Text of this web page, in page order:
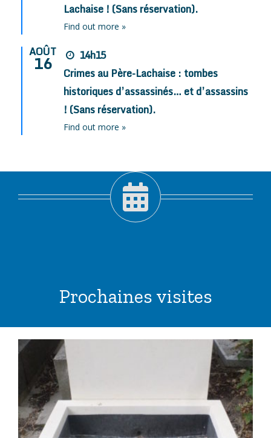
Lachaise ! (Sans réservation).
Find out more »
AOÛT
16
14h15
Crimes au Père-Lachaise : tombes
historiques d’assassinés… et d’assassins
! (Sans réservation).
Find out more »
Prochaines visites